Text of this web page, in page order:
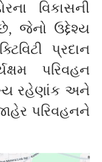
વિકાસની
જેનો ઉદ્દેશ્ય
પ્રદાન
પરિવહન
રહેણાંક અને
પરિવહનને